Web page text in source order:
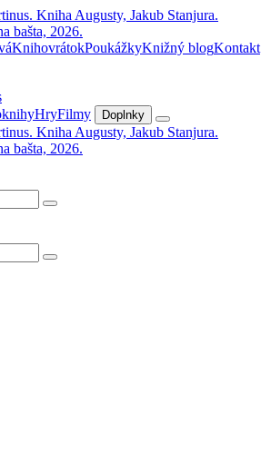
KnihovrátokPoukážkyKnižný blogKontakt
HryFilmy Doplnky